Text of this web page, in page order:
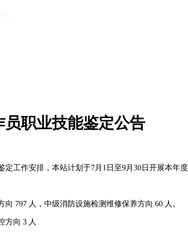
员职业技能鉴定公告
工作安排，本站计划于7月1日至9月30日开展本年
797 人，中级消防设施检测维修保养方向 60 人。
方向 3 人